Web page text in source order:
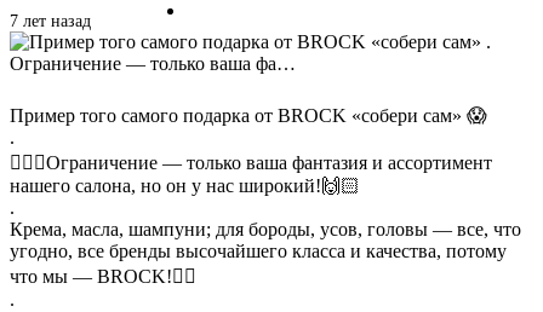
7 лет назад
Пример того самого подарка от BROCK «собери сам» 😱
.
💁🏻‍♂️Ограничение — только ваша фантазия и ассортимент
нашего салона, но он у нас широкий!🙌🏻
.
Крема, масла, шампуни; для бороды, усов, головы — все, что
угодно, все бренды высочайшего класса и качества, потому
что мы — BROCK!👍🏻
.